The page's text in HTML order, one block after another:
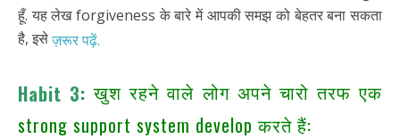
हूँ. यह लेख forgiveness के बारे में आपकी समझ को बेहतर बना सकता
है, इसेज़रूर पढ़ें.
Habit 3: खुश रहने वाले लोग अपने चारो तरफ एक
strong support system develop करते हैं: